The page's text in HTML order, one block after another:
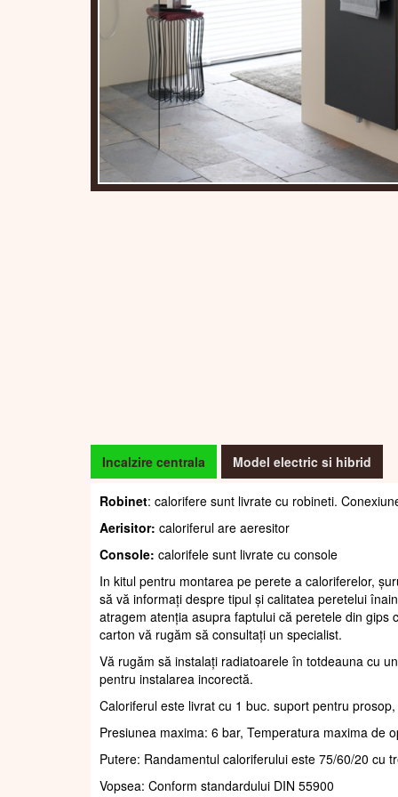
Incalzire centrala Model electric si hibrid
Robinet: calorifere sunt livrate cu robineti.
Aerisitor: caloriferul are aeresitor
Console: calorifele sunt livrate cu console
In kitul pentru montarea pe perete a caloriferelor,
să vă informați despre tipul și calitatea peretelui
atragem atenția asupra faptului că peretele din
carton vă rugăm să consultați un specialist.
Vă rugăm să instalați radiatoarele în totdeauna cu
pentru instalarea incorectă.
Caloriferul este livrat cu 1 buc. suport pentru
Presiunea maxima: 6 bar, Temperatura maxima de
Putere: Randamentul caloriferului este 75/60/20 cu
Vopsea: Conform standardului DIN 55900